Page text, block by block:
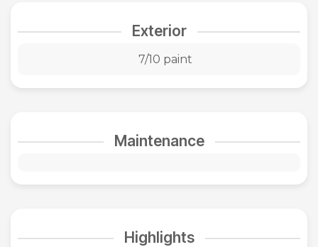
Exterior
7/10 paint
Maintenance
Highlights